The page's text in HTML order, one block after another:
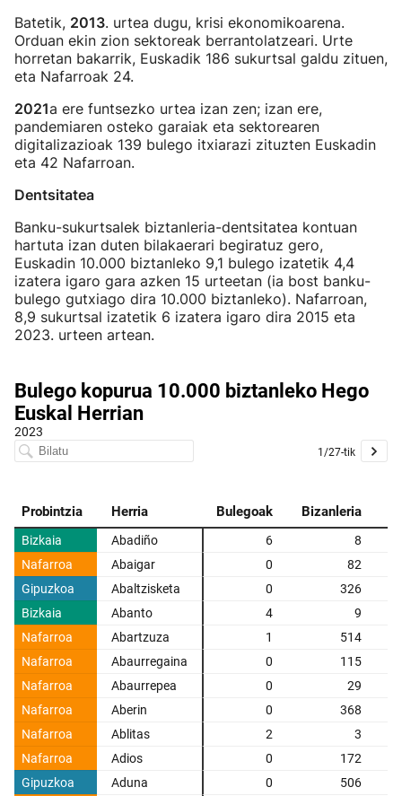
Batetik, 2013. urtea dugu, krisi ekonomikoarena.
Orduan ekin zion sektoreak berrantolatzeari. Urte
horretan bakarrik, Euskadik 186 sukurtsal galdu zituen,
eta Nafarroak 24.
2021a ere funtsezko urtea izan zen; izan ere,
pandemiaren osteko garaiak eta sektorearen
digitalizazioak 139 bulego itxiarazi zituzten Euskadin
eta 42 Nafarroan.
Dentsitatea
Banku-sukurtsalek biztanleria-dentsitatea kontuan
hartuta izan duten bilakaerari begiratuz gero,
Euskadin 10.000 biztanleko 9,1 bulego izatetik 4,4
izatera igaro gara azken 15 urteetan (ia bost banku-
bulego gutxiago dira 10.000 biztanleko). Nafarroan,
8,9 sukurtsal izatetik 6 izatera igaro dira 2015 eta
2023. urteen artean.